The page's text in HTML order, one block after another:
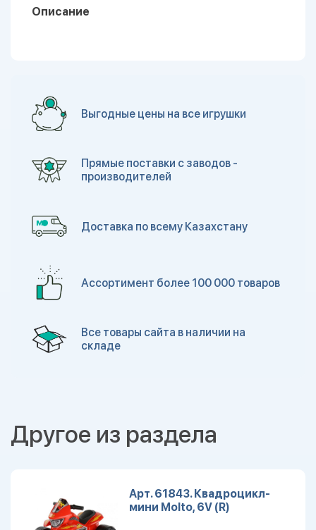
Описание
Выгодные цены на все игрушки
Прямые поставки с заводов -
производителей
Доставка по всему Казахстану
Ассортимент более 100 000 товаров
Все товары сайта в наличии на
складе
Другое из раздела
Арт. 61843. Квадроцикл-
мини Molto, 6V (R)